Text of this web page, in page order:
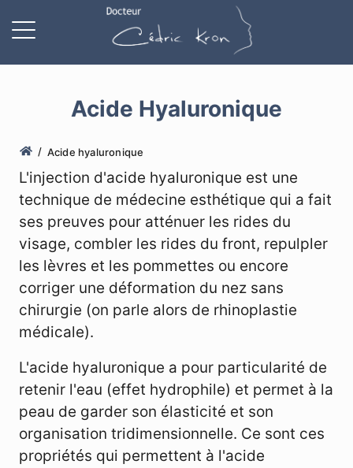
Acide Hyaluronique
Acide hyaluronique
L'injection d'acide hyaluronique est une
technique de médecine esthétique qui a fait
ses preuves pour atténuer les rides du
visage, combler les rides du front, repulpler
les lèvres et les pommettes ou encore
corriger une déformation du nez sans
chirurgie (on parle alors de rhinoplastie
médicale).
L'acide hyaluronique a pour particularité de
retenir l'eau (effet hydrophile) et permet à la
peau de garder son élasticité et son
organisation tridimensionnelle. Ce sont ces
propriétés qui permettent à l'acide